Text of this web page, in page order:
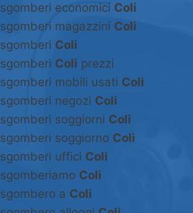
sgomberi economici Coli
sgomberi magazzini Coli
sgomberi Coli
sgomberi Coli prezzi
sgomberi mobili usati Coli
sgomberi negozi Coli
sgomberi soggiorni Coli
sgomberi soggiorno Coli
sgomberi uffici Coli
sgomberiamo Coli
sgombero a Coli